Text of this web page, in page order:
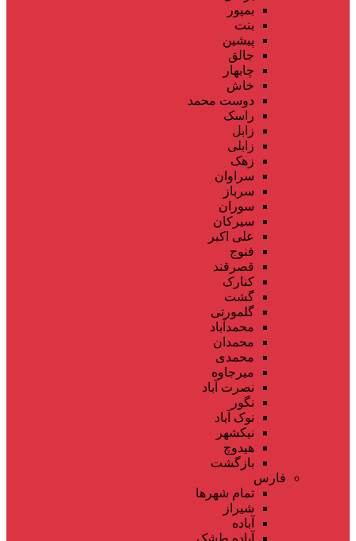
بمپور
بنت
پیشین
جالق
چابهار
خاش
دوست محمد
راسک
زابل
زابلی
زهک
سراوان
سرباز
سوران
سیرکان
علی اکبر
فنوج
قصرقند
کنارک
گشت
گلمورتی
محمدآباد
محمدان
محمدی
میرجاوه
نصرت آباد
نگور
نوک آباد
نیکشهر
هیدوچ
بازگشت
فارس
تمام شهر‌ها
شیراز
آباده
آباده طشک